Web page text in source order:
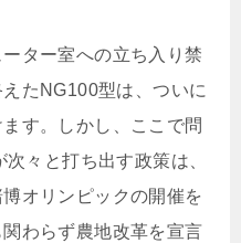
ター室への立ち入り禁
たNG100型は、ついに
す。しかし、ここで問
々と打ち出す政策は、
オリンピックの開催を
わらず農地改革を宣言